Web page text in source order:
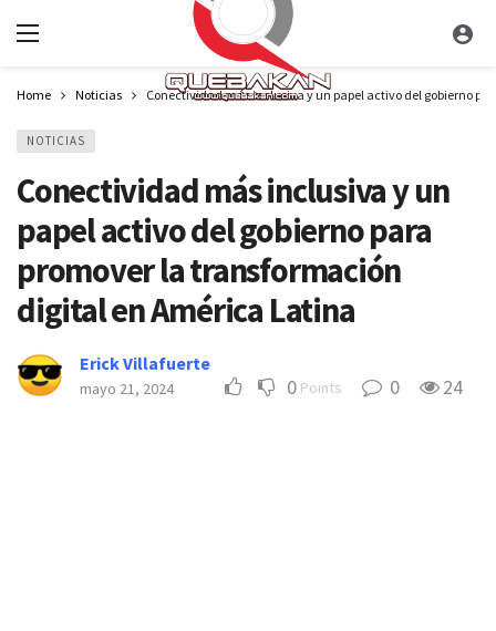
Home Noticias Conectividad más inclusiva y un papel activo del gobierno
NOTICIAS
Conectividad más inclusiva y un
papel activo del gobierno para
promover la transformación
digital en América Latina
Erick Villafuerte
mayo 21, 2024 0 Points 0 24